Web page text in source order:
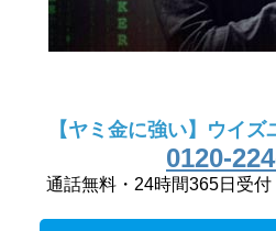
【ヤミ金に強い】ウイ
0120-
通話無料・24時間365日受